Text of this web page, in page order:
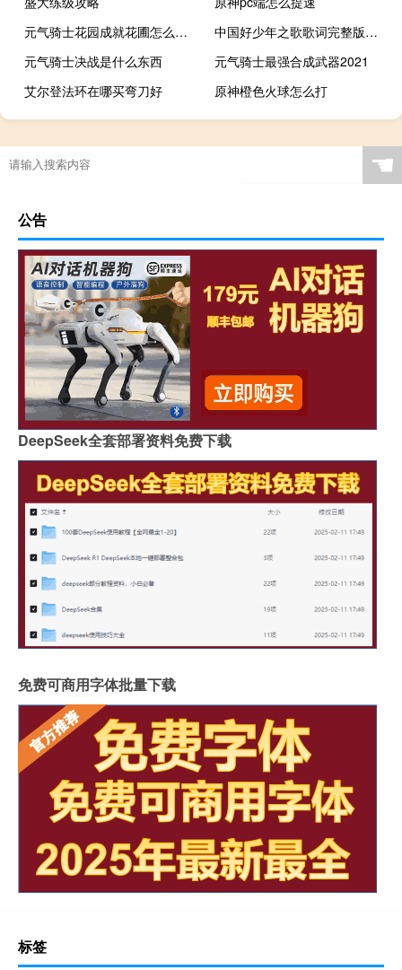
元气骑士花园成就花圃怎么解锁
中国好少年之歌歌词完整版（中国好少年之歌歌词）
元气骑士决战是什么东西
元气骑士最强合成武器2021
艾尔登法环在哪买弯刀好
原神橙色火球怎么打
☚
公告
DeepSeek全套部署资料免费下载
免费可商用字体批量下载
标签